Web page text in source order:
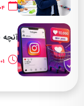
آنچه